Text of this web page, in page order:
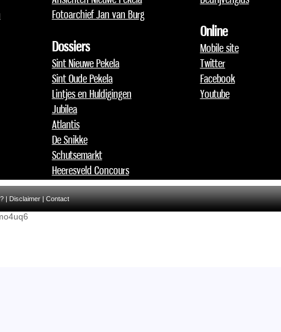
Fotoarchief Jan van Burg
Dossiers
Sint Nieuwe Pekela
Sint Oude Pekela
Lintjes en Huldigingen
Jubilea
Atlantis
De Snikke
Schutsemarkt
Heeresveld Concours
Online
Mobile site
Twitter
Facebook
Youtube
|Disclaimer|Contact